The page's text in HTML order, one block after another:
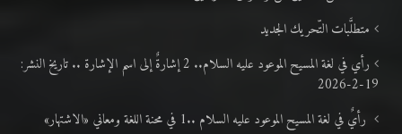
متطلَّبات التّحريك الجديد
رأي في لغة المسيح الموعود عليه السلام.. 2 إشارةٌ إلى اسم الإشارة .. تاريخ النشر:
19-2-2026
رأيٌ في لغة المسيح الموعود عليه السلام ..1 في محنة اللغة ومعاني «الاشتهار»